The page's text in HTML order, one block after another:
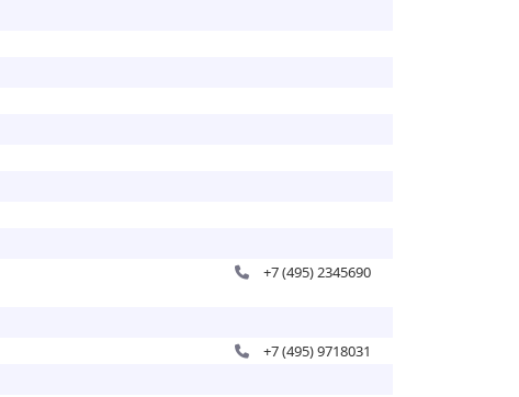
+7 (495) 2345690
+7 (495) 9718031